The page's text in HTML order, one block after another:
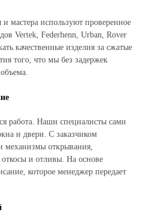
мастера используют проверенное
Vertek, Federhenn, Urban, Rover
качественные изделия за сжатые
того, что мы без задержек
работа. Наши специалисты сами
и двери. С заказчиком
механизмы открывания,
откосы и отливы. На основе
которое менеджер передает